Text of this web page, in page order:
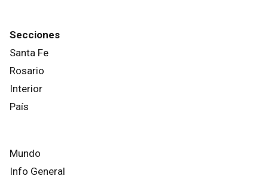
Secciones
Santa Fe
Rosario
Interior
País
Mundo
Info General